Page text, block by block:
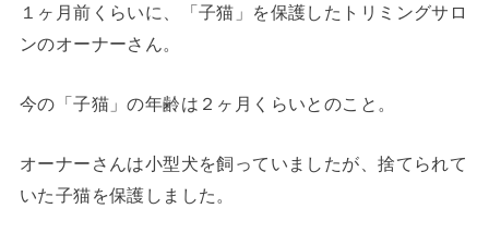
１ヶ月前くらいに、「子猫」を保護したトリミングサロ
ンのオーナーさん。
今の「子猫」の年齢は２ヶ月くらいとのこと。
オーナーさんは小型犬を飼っていましたが、捨てられて
いた子猫を保護しました。